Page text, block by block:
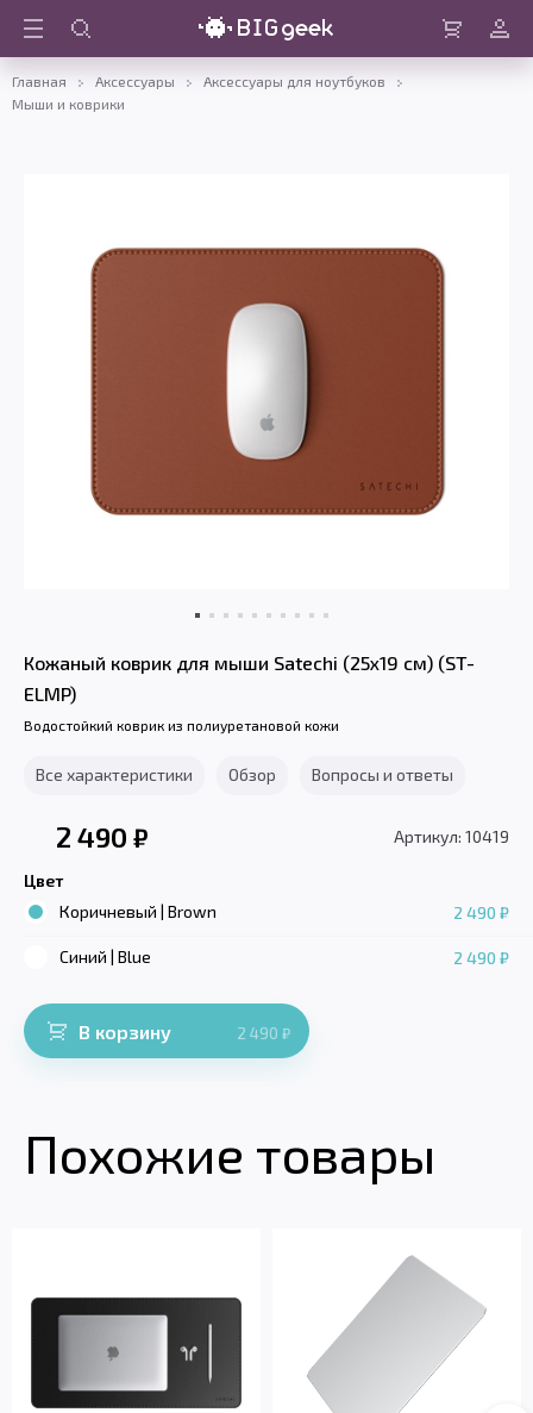
Войти
Главная Аксессуары
Аксессуары для ноутбуков
Мыши и коврики
Кожаный коврик для мыши Satechi (25x19 см) (ST-
ELMP)
Водостойкий коврик из полиуретановой кожи
Все характеристики Обзор Вопросы и ответы
2 490 ₽ Артикул: 10419
Цвет
Коричневый | Brown
2 490 ₽
Синий | Blue 2 490 ₽
В корзину 2 490 ₽
Похожие товары